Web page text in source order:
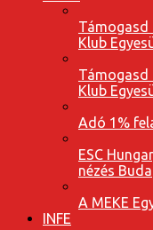
Támogasd
Klub
Támogasd
Klub
Adó 1%
ESC
nézés
A MEKE
INFE